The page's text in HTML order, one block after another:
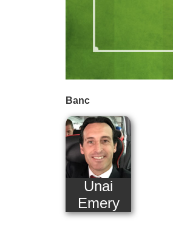
Banc
Unai
Emery